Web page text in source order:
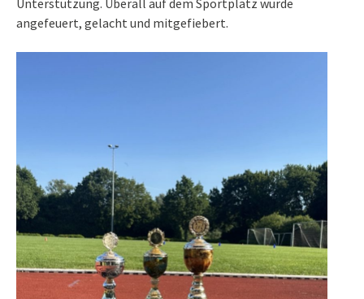
Unterstützung. Überall auf dem Sportplatz wurde
angefeuert, gelacht und mitgefiebert.